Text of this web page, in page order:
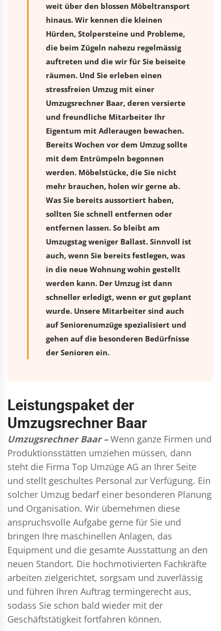
weit über den blossen Möbeltransport
hinaus. Wir kennen die kleinen
Hürden, Stolpersteine und Probleme,
die beim Zügeln nahezu regelmässig
auftreten und die wir für Sie beiseite
räumen. Und Sie erleben einen
stressfreien Umzugmit einer
Umzugsrechner Baar, deren versierte
und freundliche Mitarbeiter Ihr
Eigentum mit Adleraugen bewachen.
Bereits Wochen vor dem Umzug sollte
mit dem Entrümpeln begonnen
werden. Möbelstücke, die Sie nicht
mehr brauchen, holen wir gerne ab.
Was Sie bereits aussortiert haben,
sollten Sie schnell entfernen oder
entfernen lassen. So bleibt am
Umzugstag weniger Ballast. Sinnvoll ist
auch, wenn Sie bereits festlegen, was
in die neue Wohnung wohin gestellt
werden kann. Der Umzug ist dann
schneller erledigt, wenn er gut geplant
wurde. Unsere Mitarbeiter sind auch
auf Seniorenumzüge spezialisiert und
gehen auf die besonderen Bedürfnisse
der Senioren ein.
Leistungspaket der
Umzugsrechner Baar
Umzugsrechner Baar – Wenn ganze Firmen und
Produktionsstätten umziehen müssen, dann
steht die Firma Top Umzüge AG an Ihrer Seite
und stellt geschultes Personal zur Verfügung. Ein
solcher Umzug bedarf einer besonderen Planung
und Organisation. Wir übernehmen diese
anspruchsvolle Aufgabe gerne für Sie und
bringen Ihre maschinellen Anlagen, das
Equipment und die gesamte Ausstattung an den
neuen Standort. Die hochmotivierten Fachkräfte
arbeiten zielgerichtet, sorgsam und zuverlässig
und führen Ihren Auftrag termingerecht aus,
sodass Sie schon bald wieder mit der
Geschäftstätigkeit fortfahren können.